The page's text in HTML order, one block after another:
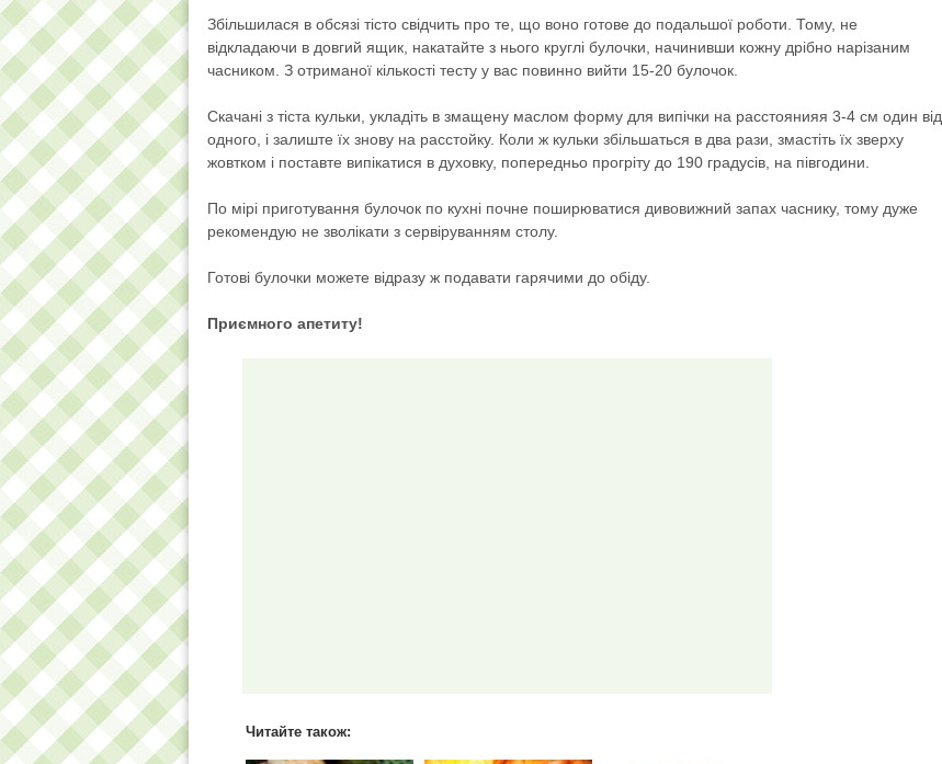
Збільшилася в обсязі тісто свідчить про те, що воно готове до подальшої роботи. Тому, не
відкладаючи в довгий ящик, накатайте з нього круглі булочки, начинивши кожну дрібно нарізаним
часником. З отриманої кількості тесту у вас повинно вийти 15-20 булочок.
Скачані з тіста кульки, укладіть в змащену маслом форму для випічки на расстоянияя 3-4 см один від
одного, і залиште їх знову на расстойку. Коли ж кульки збільшаться в два рази, змастіть їх зверху
жовтком і поставте випікатися в духовку, попередньо прогріту до 190 градусів, на півгодини.
По мірі приготування булочок по кухні почне поширюватися дивовижний запах часнику, тому дуже
рекомендую не зволікати з сервіруванням столу.
Готові булочки можете відразу ж подавати гарячими до обіду.
Приємного апетиту!
Читайте також: